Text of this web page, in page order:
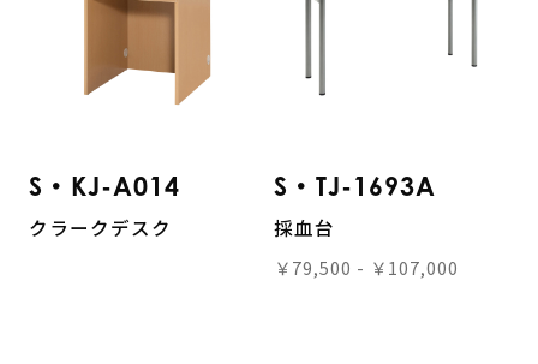
S・KJ-A014
クラークデスク
S・TJ-1693A
採血台
￥79,500 - ￥107,000